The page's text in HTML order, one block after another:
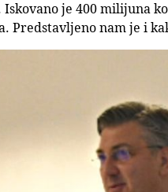
je 400 milijuna
Predstavljeno nam je i